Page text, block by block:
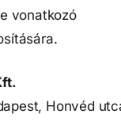
vonatkozó
Honvéd